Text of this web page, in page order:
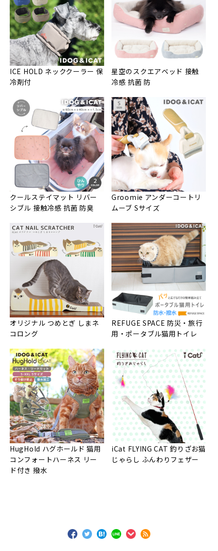
ICE HOLD ネッククーラー 保
冷剤付
星空のスクエアベッド 接触
冷感 抗菌 防
クールステイマット リバー
シブル 接触冷感 抗菌 防臭
Groomie アンダーコートリ
ムーブ Sサイズ
オリジナル つめとぎ しまネ
コロング
REFUGE SPACE 防災・旅行
用・ポータブル猫用トイレ
HugHold ハグホールド 猫用
コンフォートハーネス リー
ド付き 撥水
iCat FLYING CAT 釣りざお猫
じゃらし ふんわりフェザー